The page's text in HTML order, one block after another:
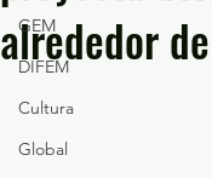
GEM
DIFEM
Cultura
Global
alrededor